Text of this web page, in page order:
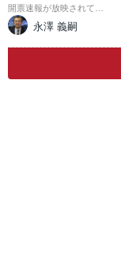
開票速報が放映されて…
永澤 義嗣